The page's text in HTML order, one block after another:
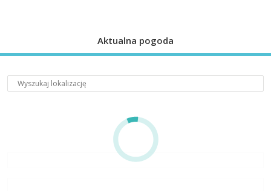
Aktualna pogoda